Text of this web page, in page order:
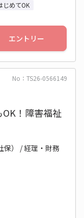
じめてOK
エントリー
No：TS26-0566149
！障害福祉
保） / 経理・財務